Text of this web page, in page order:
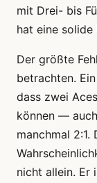
mit Drei- bis
hat eine solide
Der größte
betrachten.
dass zwei
können —
manchmal
nicht allein. Er